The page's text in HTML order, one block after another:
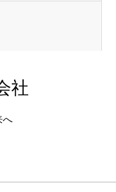
社
へ